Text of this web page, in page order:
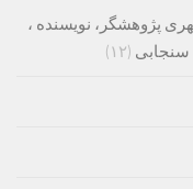
پژوهشگر، نویسنده ،
سنجابی (۱۲)